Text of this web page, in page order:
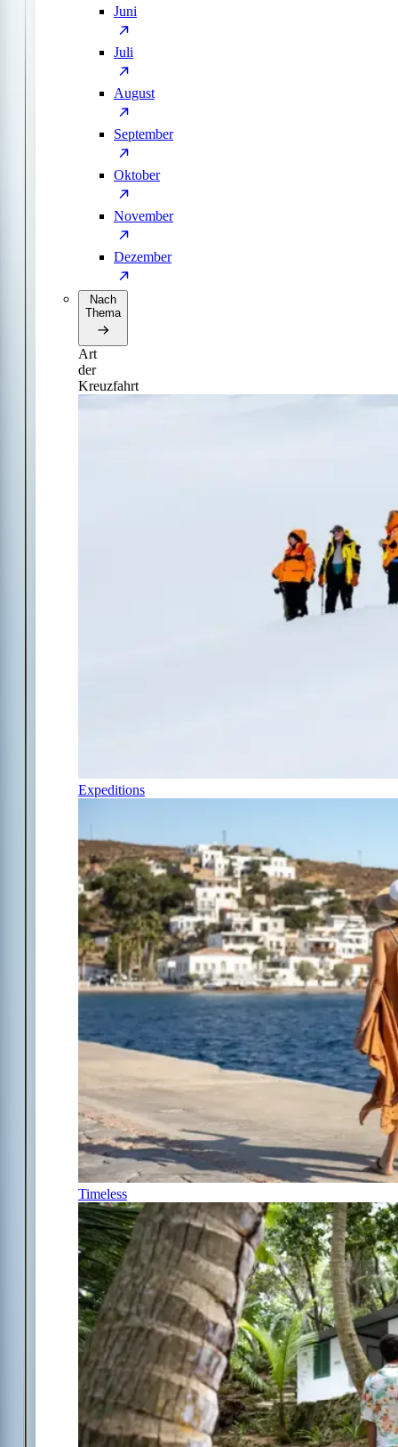
Juni
Juli
August
September
Oktober
November
Dezember
Nach
Thema
Art
der
Kreuzfahrt
Expeditions
Timeless